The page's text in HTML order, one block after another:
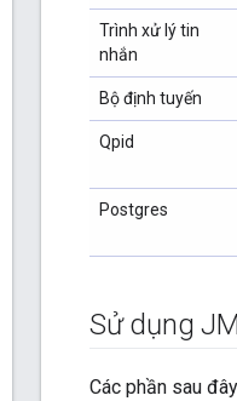
Trình xử lý tin
nhắn
Bộ định tuyến
Qpid
Postgres
Sử dụng
Các phần sau